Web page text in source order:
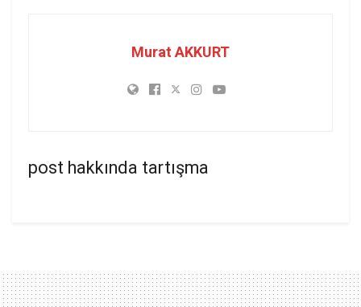
Murat AKKURT
post hakkında tartışma